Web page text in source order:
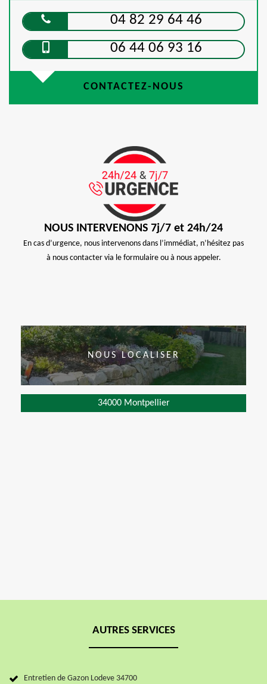
04 82 29 64 46
06 44 06 93 16
CONTACTEZ-NOUS
NOUS INTERVENONS 7j/7 et 24h/24
En cas d’urgence, nous intervenons dans l’immédiat, n’hésitez pas
à nous contacter via le formulaire ou à nous appeler.
NOUS LOCALISER
34000 Montpellier
AUTRES SERVICES
Entretien de Gazon Lodeve 34700